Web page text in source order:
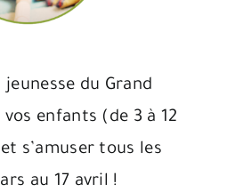
du Grand
enfants (de 3 à 12
s’amuser tous les
au 17 avril !